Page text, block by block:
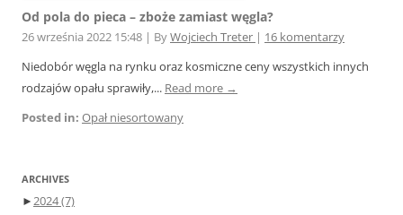
Od pola do pieca – zboże zamiast węgla?
26 września 2022 15:48 | ByWojciech Treter | 16 komentarzy
Niedobór węgla na rynku oraz kosmiczne ceny wszystkich innych
rodzajów opału sprawiły,... Read more →
Posted in: Opał niesortowany
ARCHIVES
►2024(7)